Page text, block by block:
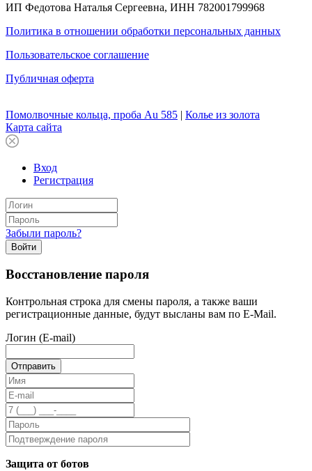
ИП Федотова Наталья Сергеевна, ИНН 782001799968
Политика в отношении обработки персональных данных
Пользовательское соглашение
Публичная оферта
Помолвочные кольца, проба Au 585 | Колье из золота
Карта сайта
Вход
Регистрация
Забыли пароль?
Войти
Восстановление пароля
Контрольная строка для смены пароля, а также ваши
регистрационные данные, будут высланы вам по E-Mail.
Логин (E-mail)
Защита от ботов